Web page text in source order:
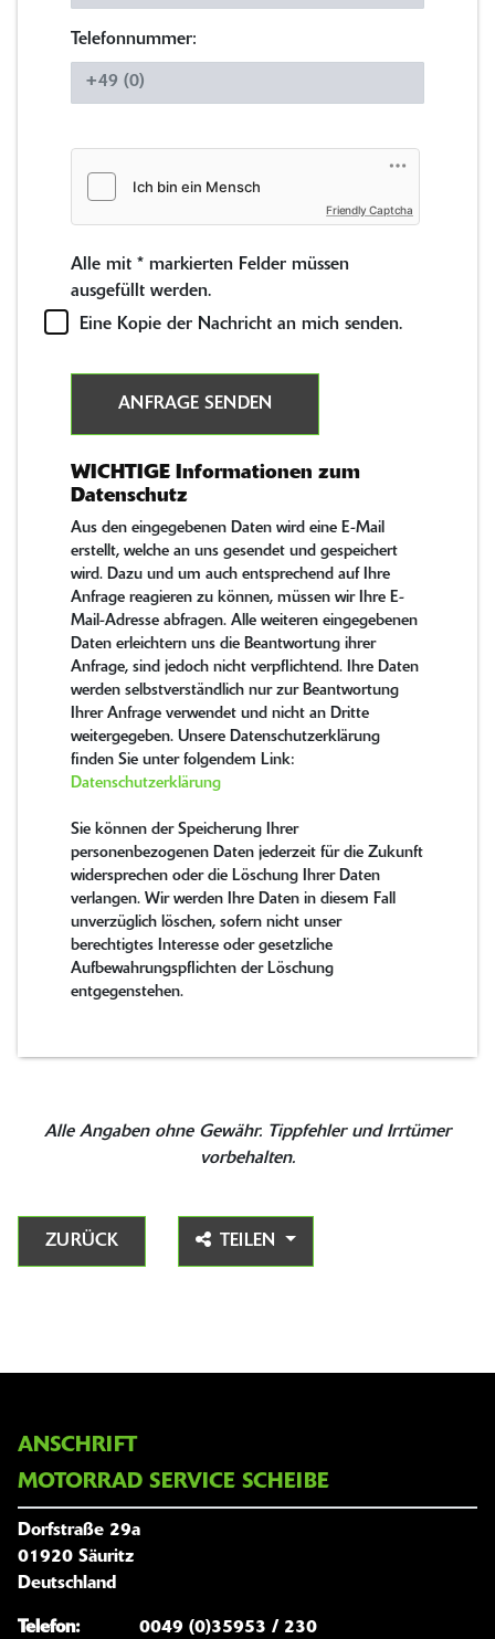
Telefonnummer:
Friendly Captcha
Alle mit * markierten Felder müssen
ausgefüllt werden.
Eine Kopie der Nachricht an mich senden.
ANFRAGE SENDEN
WICHTIGE Informationen zum
Datenschutz
Aus den eingegebenen Daten wird eine E-Mail
erstellt, welche an uns gesendet und gespeichert
wird. Dazu und um auch entsprechend auf Ihre
Anfrage reagieren zu können, müssen wir Ihre E-
Mail-Adresse abfragen. Alle weiteren eingegebenen
Daten erleichtern uns die Beantwortung ihrer
Anfrage, sind jedoch nicht verpflichtend. Ihre Daten
werden selbstverständlich nur zur Beantwortung
Ihrer Anfrage verwendet und nicht an Dritte
weitergegeben. Unsere Datenschutzerklärung
finden Sie unter folgendem Link:
Datenschutzerklärung
Sie können der Speicherung Ihrer
personenbezogenen Daten jederzeit für die Zukunft
widersprechen oder die Löschung Ihrer Daten
verlangen. Wir werden Ihre Daten in diesem Fall
unverzüglich löschen, sofern nicht unser
berechtigtes Interesse oder gesetzliche
Aufbewahrungspflichten der Löschung
entgegenstehen.
Alle Angaben ohne Gewähr. Tippfehler und Irrtümer
vorbehalten.
ZURÜCK TEILEN
ANSCHRIFT
MOTORRAD SERVICE SCHEIBE
Dorfstraße 29a
01920 Säuritz
Deutschland
Telefon:
0049 (0)35953 / 230